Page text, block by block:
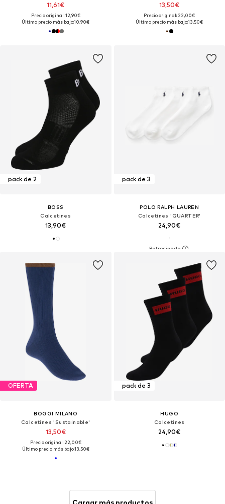
11,61€
Precio original: 12,90€
Último precio más bajo:10,90€
13,50€
Precio original: 22,00€
Último precio más bajo:13,50€
pack de 2
BOSS
Calcetines
13,90€
pack de 3
POLO RALPH LAUREN
Calcetines 'QUARTER'
24,90€
OFERTA
BOGGI MILANO
Calcetines 'Sustainable'
13,50€
Precio original: 22,00€
Último precio más bajo:13,50€
pack de 3
HUGO
Calcetines
24,90€
Cargar más productos